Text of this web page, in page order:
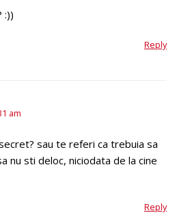
:))
Reply
am
sau te referi ca trebuia sa
nu sti deloc, niciodata de la cine
Reply